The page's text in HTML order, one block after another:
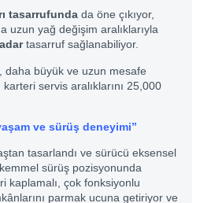
tasarrufunda da öne çıkıyor,
uzun yağ değişim aralıklarıyla
tasarruf sağlanabiliyor.
büyük ve uzun mesafe
servis aralıklarını 25,000
ve sürüş deneyimi”
tasarlandı ve sürücü eksensel
sürüş pozisyonunda
kaplamalı, çok fonksiyonlu
parmak ucuna getiriyor ve